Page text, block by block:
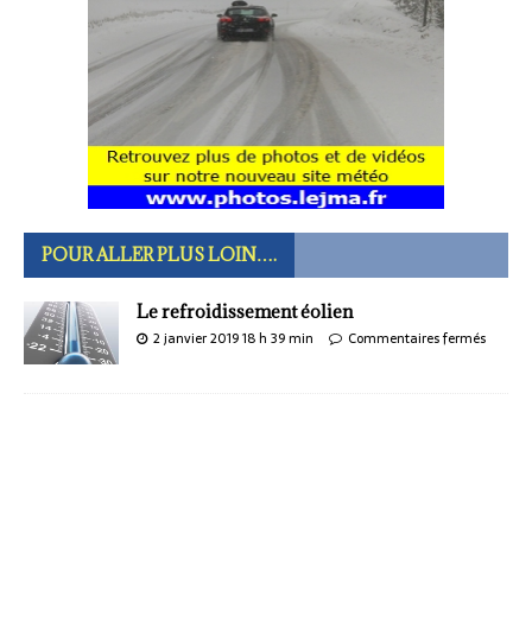
POUR ALLER PLUS LOIN….
Le refroidissement éolien
2 janvier 2019 18 h 39 min Commentaires fermés